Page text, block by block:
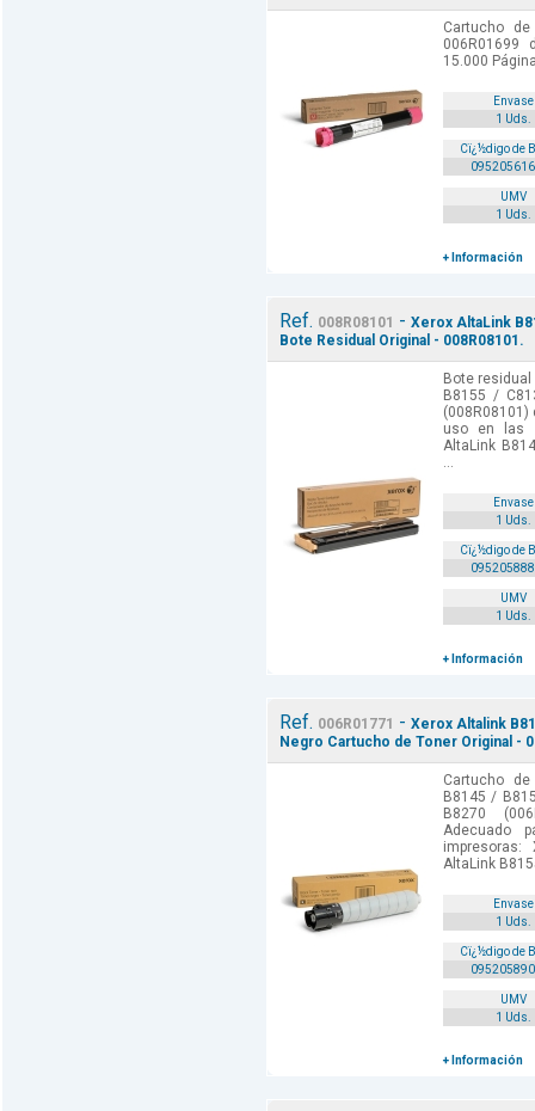
Cartucho
006R01699
15.000
Envase
1 Uds.
Cï¿½digo de
UMV
1 Uds.
+ Información
Ref. 008R08101 - Xerox AltaLink
Bote Residual Original - 008R08101.
Bote
B8155 /
uso en las
AltaLink
...
Envase
1 Uds.
Cï¿½digo de
UMV
1 Uds.
+ Información
Ref. 006R01771 - Xerox Altalink
Negro Cartucho de Toner Original -
Cartucho
B8145 /
B8270
Adecuado
impresoras:
AltaLink
Envase
1 Uds.
Cï¿½digo de
UMV
1 Uds.
+ Información